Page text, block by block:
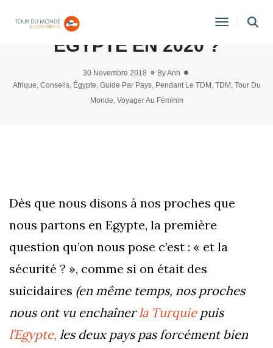
Toggle
QUID DE LA SÉCURITÉ EN
EGYPTE EN 2020 ?
30 Novembre 2018 ByAnh
Afrique, Conseils, Égypte, Guide Par Pays, Pendant Le TDM , TDM , Tour Du
Monde, Voyager Au Féminin
Dès que nous disons à nos proches que
nous partons en Egypte, la première
question qu’on nous pose c’est : « et la
sécurité ? », comme si on était des
suicidaires (en même temps, nos proches
nous ont vu enchaînerla Turquiepuis
l’Egypte, les deux pays pas forcément bien